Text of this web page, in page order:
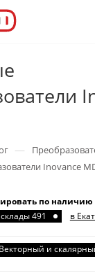
—
Inovance
по наличию
491
в
и